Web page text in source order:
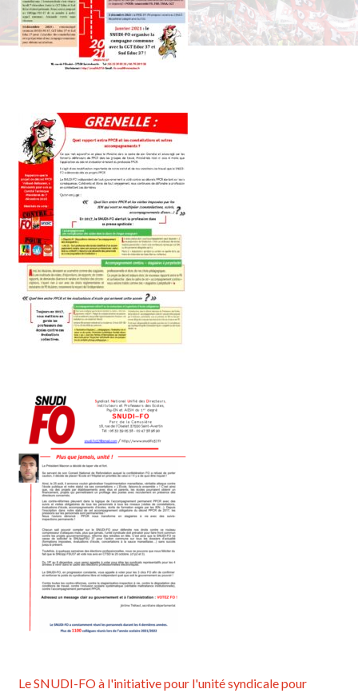
Le SNUDI-FO à l'initiative pour l'unité syndicale pour